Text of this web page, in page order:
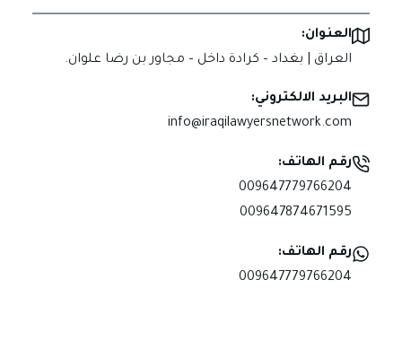
العنوان:
العراق | بغداد – كرادة داخل – مجاور بن رضا علوان.
البريد الالكتروني:
info@iraqilawyersnetwork.com
رقم الهاتف:
009647779766204
009647874671595
رقم الهاتف:
009647779766204